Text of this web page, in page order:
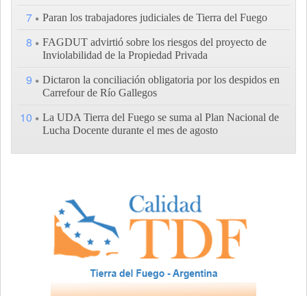
7 Paran los trabajadores judiciales de Tierra del Fuego
8
FAGDUT advirtió sobre los riesgos del proyecto de
Inviolabilidad de la Propiedad Privada
9
Dictaron la conciliación obligatoria por los despidos en
Carrefour de Río Gallegos
10
La UDA Tierra del Fuego se suma al Plan Nacional de
Lucha Docente durante el mes de agosto